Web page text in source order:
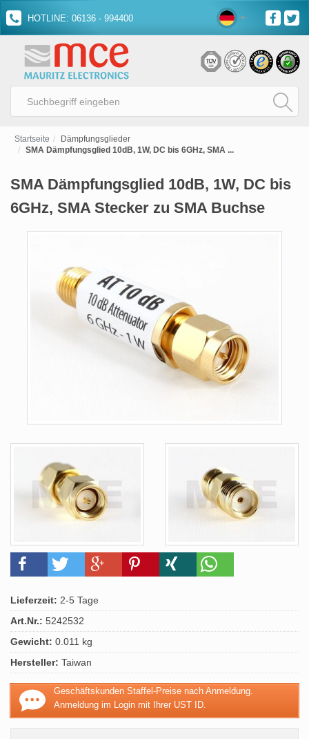
HOTLINE: 06136 - 994400
Startseite
Dämpfungsglieder
SMA Dämpfungsglied 10dB, 1W, DC bis 6GHz, SMA ...
SMA Dämpfungsglied 10dB, 1W, DC bis
6GHz, SMA Stecker zu SMA Buchse
Lieferzeit: 2-5 Tage
Art.Nr.: 5242532
Gewicht: 0.011 kg
Hersteller: Taiwan
Geschäftskunden Staffel-Preise nach Anmeldung.
Anmeldung im Login mit Ihrer UST ID.